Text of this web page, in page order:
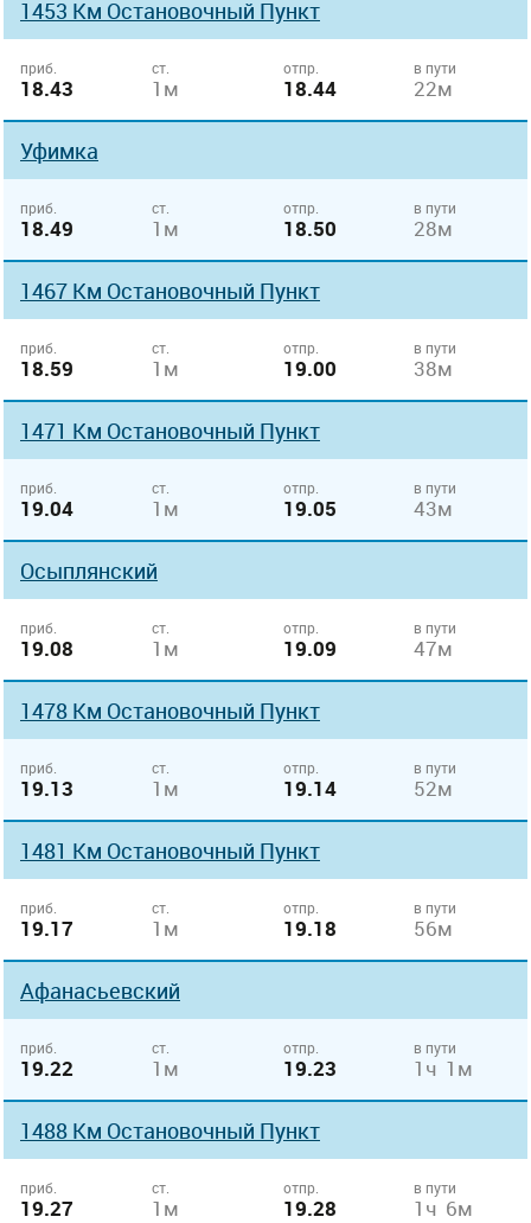
1453 Км Остановочный Пункт
приб.
18.43
ст.
1м
отпр.
18.44
в пути
22м
Уфимка
приб.
18.49
ст.
1м
отпр.
18.50
в пути
28м
1467 Км Остановочный Пункт
приб.
18.59
ст.
1м
отпр.
19.00
в пути
38м
1471 Км Остановочный Пункт
приб.
19.04
ст.
1м
отпр.
19.05
в пути
43м
Осыплянский
приб.
19.08
ст.
1м
отпр.
19.09
в пути
47м
1478 Км Остановочный Пункт
приб.
19.13
ст.
1м
отпр.
19.14
в пути
52м
1481 Км Остановочный Пункт
приб.
19.17
ст.
1м
отпр.
19.18
в пути
56м
Афанасьевский
приб.
19.22
ст.
1м
отпр.
19.23
в пути
1ч 1м
1488 Км Остановочный Пункт
приб.
19.27
ст.
1м
отпр.
19.28
в пути
1ч 6м